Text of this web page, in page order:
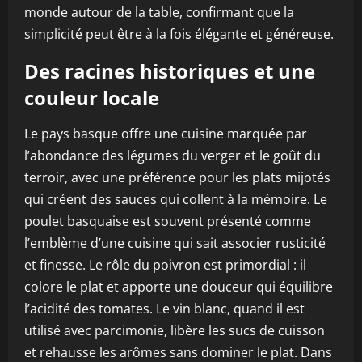
monde autour de la table, confirmant que la
simplicité peut être à la fois élégante et généreuse.
Des racines historiques et une
couleur locale
Le pays basque offre une cuisine marquée par
l’abondance des légumes du verger et le goût du
terroir, avec une préférence pour les plats mijotés
qui créent des sauces qui collent à la mémoire. Le
poulet basquaise est souvent présenté comme
l’emblème d’une cuisine qui sait associer rusticité
et finesse. Le rôle du poivron est primordial : il
colore le plat et apporte une douceur qui équilibre
l’acidité des tomates. Le vin blanc, quand il est
utilisé avec parcimonie, libère les sucs de cuisson
et rehausse les arômes sans dominer le plat. Dans